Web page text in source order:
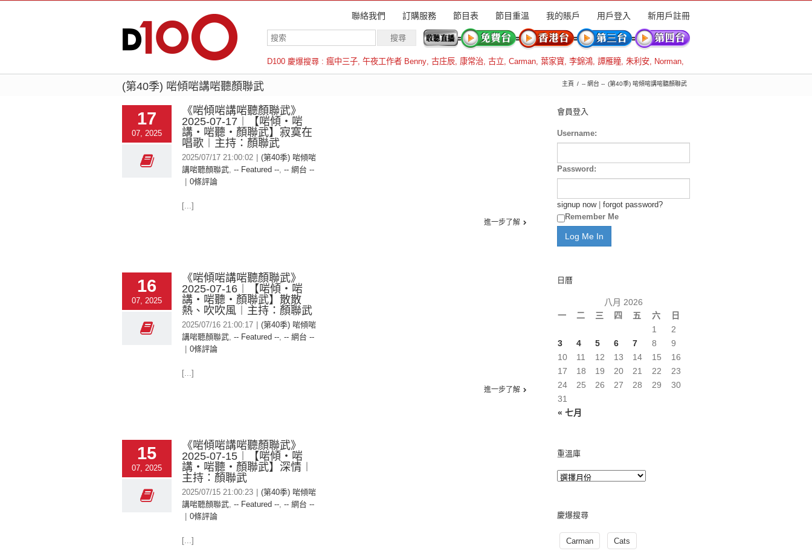
聯絡我們 訂購服務 節目表 節目重溫 我的賬戶 用戶登入 新用戶註冊
D100 慶爆搜尋 : 瘋中三子, 午夜工作者 Benny, 古庄辰, 康常治, 古立, Carman, 葉家寶, 李錦鴻, 譚雁瞳, 朱利安, Norman,
羅倫斯
(第40季) 啱傾啱講啱聽顏聯武 主頁 -- 網台 -- (第40季) 啱傾啱講啱聽顏聯武
17
07, 2025
《啱傾啱講啱聽顏聯武》
2025-07-17︱【啱傾‧啱
講‧啱聽‧顏聯武】寂寞在
唱歌︱主持：顏聯武
2025/07/17 21:00:02
(第40季) 啱傾啱
講啱聽顏聯武, -- Featured --, -- 網台 --
0條評論
[...]
進一步了解
16
07, 2025
《啱傾啱講啱聽顏聯武》
2025-07-16︱【啱傾‧啱
講‧啱聽‧顏聯武】散散
熱、吹吹風︱主持：顏聯武
2025/07/16 21:00:17
(第40季) 啱傾啱
講啱聽顏聯武, -- Featured --, -- 網台 --
0條評論
[...]
進一步了解
15
07, 2025
《啱傾啱講啱聽顏聯武》
2025-07-15︱【啱傾‧啱
講‧啱聽‧顏聯武】深情︱
主持：顏聯武
2025/07/15 21:00:23
(第40季) 啱傾啱
講啱聽顏聯武, -- Featured --, -- 網台 --
0條評論
[...]
會員登入
Username:
Password:
signup now| forgot password?
Remember Me
日曆
八月 2026
一
二 三 四 五 六 日
« 七月
1
2
3
4 5 6 7 8
9
10
11 12 13 14 15
16
17
18 19 20 21 22
23
24
25 26 27 28 29
30
31
重溫庫
慶爆搜尋
Carman Cats